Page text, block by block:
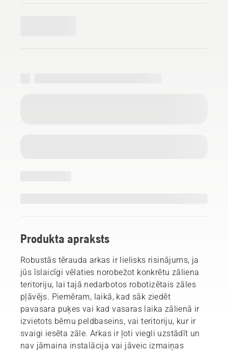
Produkta apraksts
Robustās tērauda arkas ir lielisks risinājums, ja
jūs īslaicīgi vēlaties norobežot konkrētu zāliena
teritoriju, lai tajā nedarbotos robotizētais zāles
pļāvējs. Piemēram, laikā, kad sāk ziedēt
pavasara puķes vai kad vasaras laika zālienā ir
izvietots bērnu peldbaseins, vai teritoriju, kur ir
svaigi iesēta zāle. Arkas ir ļoti viegli uzstādīt un
nav jāmaina instalācija vai jāveic izmaiņas